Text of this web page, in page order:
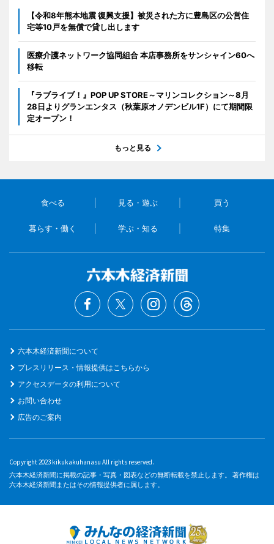
【令和8年熊本地震 復興支援】被災された方に豊島区の公営住
宅等10戸を無償で貸し出します
医療介護ネットワーク協同組合 本店事務所をサンシャイン60へ
移転
『ラブライブ！』POP UP STORE～マリンコレクション～8月
28日よりグランエンタス（秋葉原オノデンビル1F）にて期間限
定オープン！
もっと見る
食べる 見る・遊ぶ 買う
暮らす・働く 学ぶ・知る 特集
六本木経済新聞について
プレスリリース・情報提供はこちらから
アクセスデータの利用について
お問い合わせ
広告のご案内
Copyright 2023 kikukakuhanasu All rights reserved.
六本木経済新聞に掲載の記事・写真・図表などの無断転載を禁止します。 著作権は
六本木経済新聞またはその情報提供者に属します。